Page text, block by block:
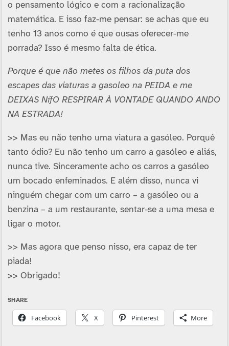
o pensamento lógico e com a racionalização
matemática. E isso faz-me pensar: se achas que eu
tenho 13 anos como é que ousas oferecer-me
porrada? Isso é mesmo falta de ética.
Porque é que não metes os filhos da puta dos
escapes das viaturas a gasoleo na PEIDA e me
DEIXAS NíƒO RESPIRAR À VONTADE QUANDO ANDO
NA ESTRADA!
>> Mas eu não tenho uma viatura a gasóleo. Porquê
tanto ódio? Eu não tenho um carro a gasóleo e aliás,
nunca tive. Sinceramente acho os carros a gasóleo
um bocado enfeminados. E além disso, nunca vi
ninguém chegar com um carro – a gasóleo ou a
benzina – a um restaurante, sentar-se a uma mesa e
ligar o motor.
>> Mas agora que penso nisso, era capaz de ter
piada!
>> Obrigado!
SHARE
Facebook X Pinterest More